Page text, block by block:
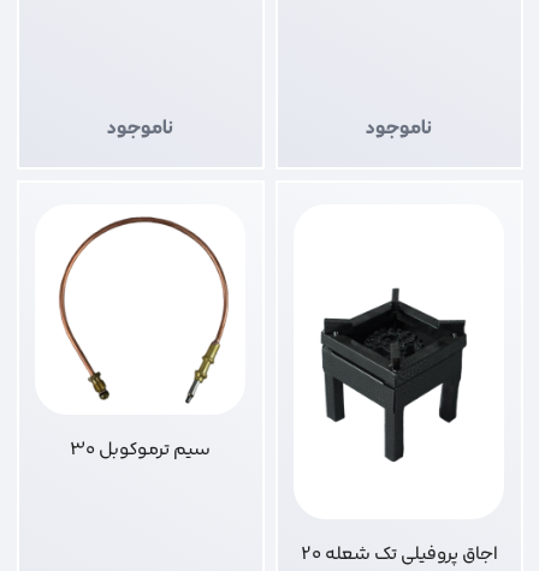
ناموجود ناموجود
اجاق پروفیلی تک شعله 20
سیم ترموکوبل 30